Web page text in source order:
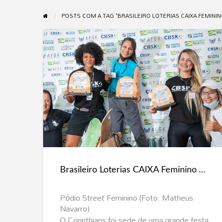
POSTS COM A TAG "BRASILEIRO LOTERIAS CAIXA
Brasileiro
Loterias
CAIXA
Feminino
Amador
2021
forma
pódios
Brasileiro Loterias CAIXA Feminino Amador 2021 forma 6 pódios em grande festa no Corinthians
Pódio Street Feminino (Foto: Matheus
Navarro)